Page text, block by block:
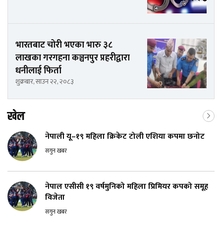
भारतबाट चोरी भएका भारु ३८
लाखका गरगहना कञ्चनपुर प्रहरीद्वारा
धनीलाई फिर्ता
शुक्रबार, साउन २२, २०८३
खेल
नेपाली यू–१९ महिला क्रिकेट टोली एशिया कपमा छनोट
सगुन खबर
नेपाल एसीसी १९ वर्षमुनिको महिला प्रिमियर कपको समूह
विजेता
सगुन खबर